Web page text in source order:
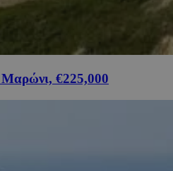
Μαρώνι, €225,000